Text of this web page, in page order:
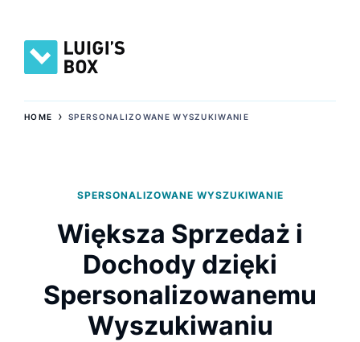
HOME ›SPERSONALIZOWANE WYSZUKIWANIE
SPERSONALIZOWANE WYSZUKIWANIE
Większa Sprzedaż i
Dochody dzięki
Spersonalizowanemu
Wyszukiwaniu